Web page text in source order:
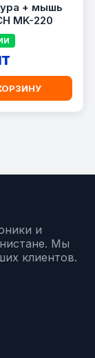
+ мышь
MK-220
и
Мы
клиентов.